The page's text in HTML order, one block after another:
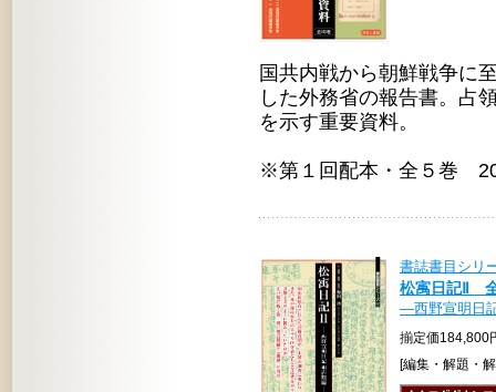
国共内戦から朝鮮戦争に
した外務省の報告書。占
を示す重要資料。
※第１回配本・全５巻
書誌書目シリ
松㝢日記Ⅱ
―西野宣明日
揃定価
[編集・解題・